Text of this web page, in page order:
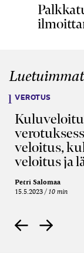
Luetuimmat
VEROTUS
veloitus,
veloitus ja
Petri Salomaa
15.5.2023 10 min